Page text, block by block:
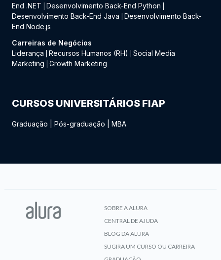
End .NET
Desenvolvimento Back-End Python
Desenvolvimento Back-End Java
Desenvolvimento Back-
End Node.js
Carreiras de Negócios
Liderança
Recursos Humanos (RH)
Social Media
Marketing
Growth Marketing
CURSOS UNIVERSITÁRIOS FIAP
Graduação Pós-graduação MBA
SOBRE A ALURA
CENTRAL DE AJUDA
BLOG DA ALURA
SUGIRA UM CURSO OU CARREIRA